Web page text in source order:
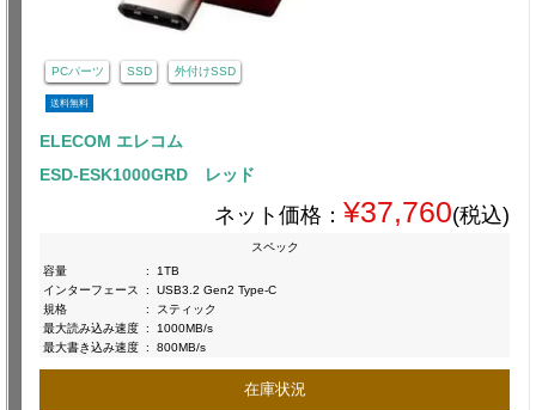
PCパーツ SSD 外付けSSD
送料無料
ELECOM エレコム
ESD-ESK1000GRD レッド
ネット価格： ¥37,760(税込)
スペック
容量
:
1TB
インターフェース
:
USB3.2 Gen2 Type-C
規格
:
スティック
最大読み込み速度 :
1000MB/s
最大書き込み速度 : 800MB/s
在庫状況